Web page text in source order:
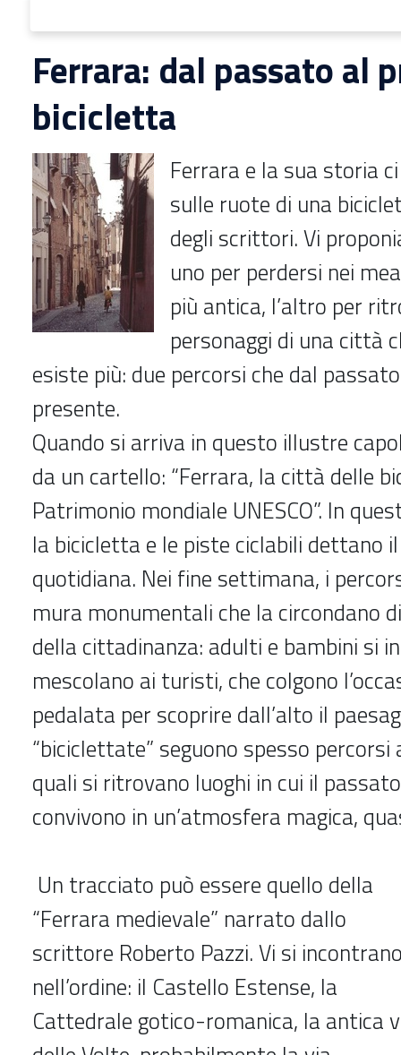
Ferrara: dal passato al
bicicletta
Ferrara e la sua storia
sulle ruote di una
degli scrittori. Vi
uno per perdersi nei
più antica, l’altro per
personaggi di una città
esiste più: due percorsi che dal
presente.
Quando si arriva in questo illustre
da un cartello: “Ferrara, la città delle
Patrimonio mondiale UNESCO”. In
la bicicletta e le piste ciclabili dettano
quotidiana. Nei fine settimana, i
mura monumentali che la circondano
della cittadinanza: adulti e bambini si
mescolano ai turisti, che colgono
pedalata per scoprire dall’alto il
“biciclettate” seguono spesso percorsi
quali si ritrovano luoghi in cui il
convivono in un’atmosfera magica,
Un tracciato può essere quello della
“Ferrara medievale” narrato dallo
scrittore Roberto Pazzi. Vi si
nell’ordine: il Castello Estense, la
Cattedrale gotico-romanica, la antica